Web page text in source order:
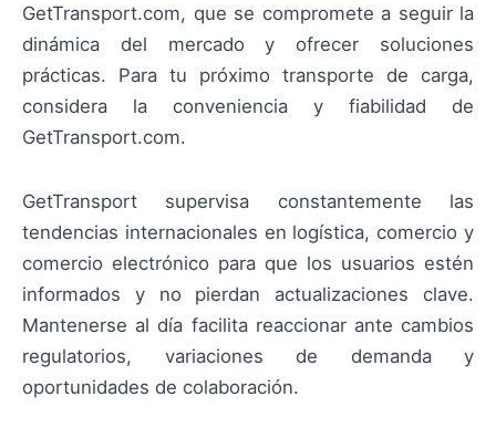
GetTransport.com, que se compromete a seguir la
dinámica del mercado y ofrecer soluciones
prácticas. Para tu próximo transporte de carga,
considera la conveniencia y fiabilidad de
GetTransport.com.
GetTransport supervisa constantemente las
tendencias internacionales en logística, comercio y
comercio electrónico para que los usuarios estén
informados y no pierdan actualizaciones clave.
Mantenerse al día facilita reaccionar ante cambios
regulatorios, variaciones de demanda y
oportunidades de colaboración.